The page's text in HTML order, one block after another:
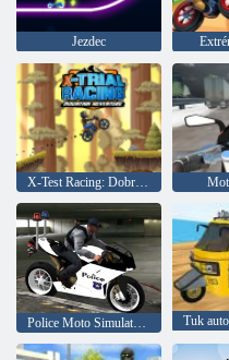
Jezdec
X-Test Racing: Dobrodružství v horách